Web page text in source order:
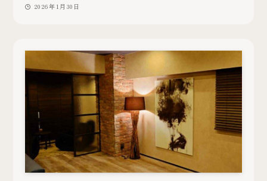
2026年1月30日